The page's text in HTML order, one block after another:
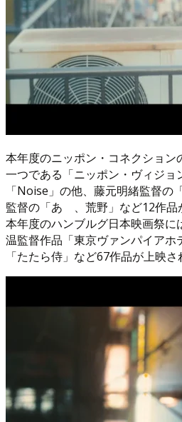
本年度のニッポン・コネクショ
一つである「ニッポン・ヴィジョ
「Noise」の他、藤元明緒監督の
監督の「あゝ、荒野」など12作品
本年度のハンブルグ日本映画祭
温監督作品「東京ヴァンパイアホ
「たたら侍」など67作品が上映さ